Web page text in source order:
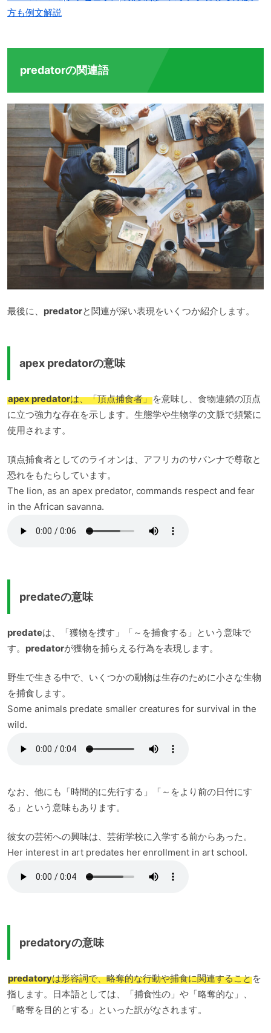
方も例文解説
predatorの関連語
最後に、 predatorと関連が深い表現をいくつか紹介します。
apex predatorの意味
apex predatorは、「頂点捕食者」を意味し、食物連鎖の頂点
に立つ強力な存在を示します。生態学や生物学の文脈で頻繁に
使用されます。
頂点捕食者としてのライオンは、アフリカのサバンナで尊敬と
恐れをもたらしています。
The lion, as an apex predator, commands respect and fear
in the African savanna.
predateの意味
predateは、「獲物を捜す」「～を捕食する」という意味で
す。 predatorが獲物を捕らえる行為を表現します。
野生で生きる中で、いくつかの動物は生存のために小さな生物
を捕食します。
Some animals predate smaller creatures for survival in the
wild.
なお、他にも「時間的に先行する」「～をより前の日付にす
る」という意味もあります。
彼女の芸術への興味は、芸術学校に入学する前からあった。
Her interest in art predates her enrollment in art school.
predatoryの意味
predatoryは形容詞で、略奪的な行動や捕食に関連することを
指します。日本語としては、「捕食性の」や「略奪的な」、
「略奪を目的とする」といった訳がなされます。